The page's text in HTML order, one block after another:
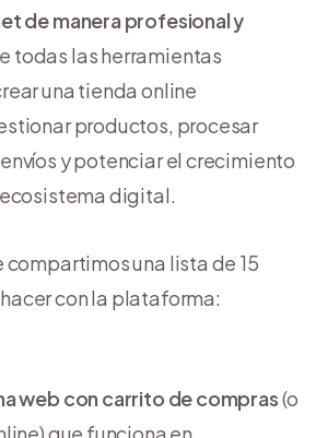
de manera profesional y
todas las herramientas
una tienda online
productos, procesar
y potenciar el crecimiento
digital.
una lista de 15
con la plataforma:
web con carrito de compras(o